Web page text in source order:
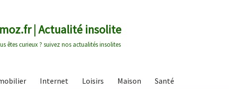
| Actualité insolite
êtes curieux ? suivez nos actualités insolites
Internet Loisirs Maison Santé